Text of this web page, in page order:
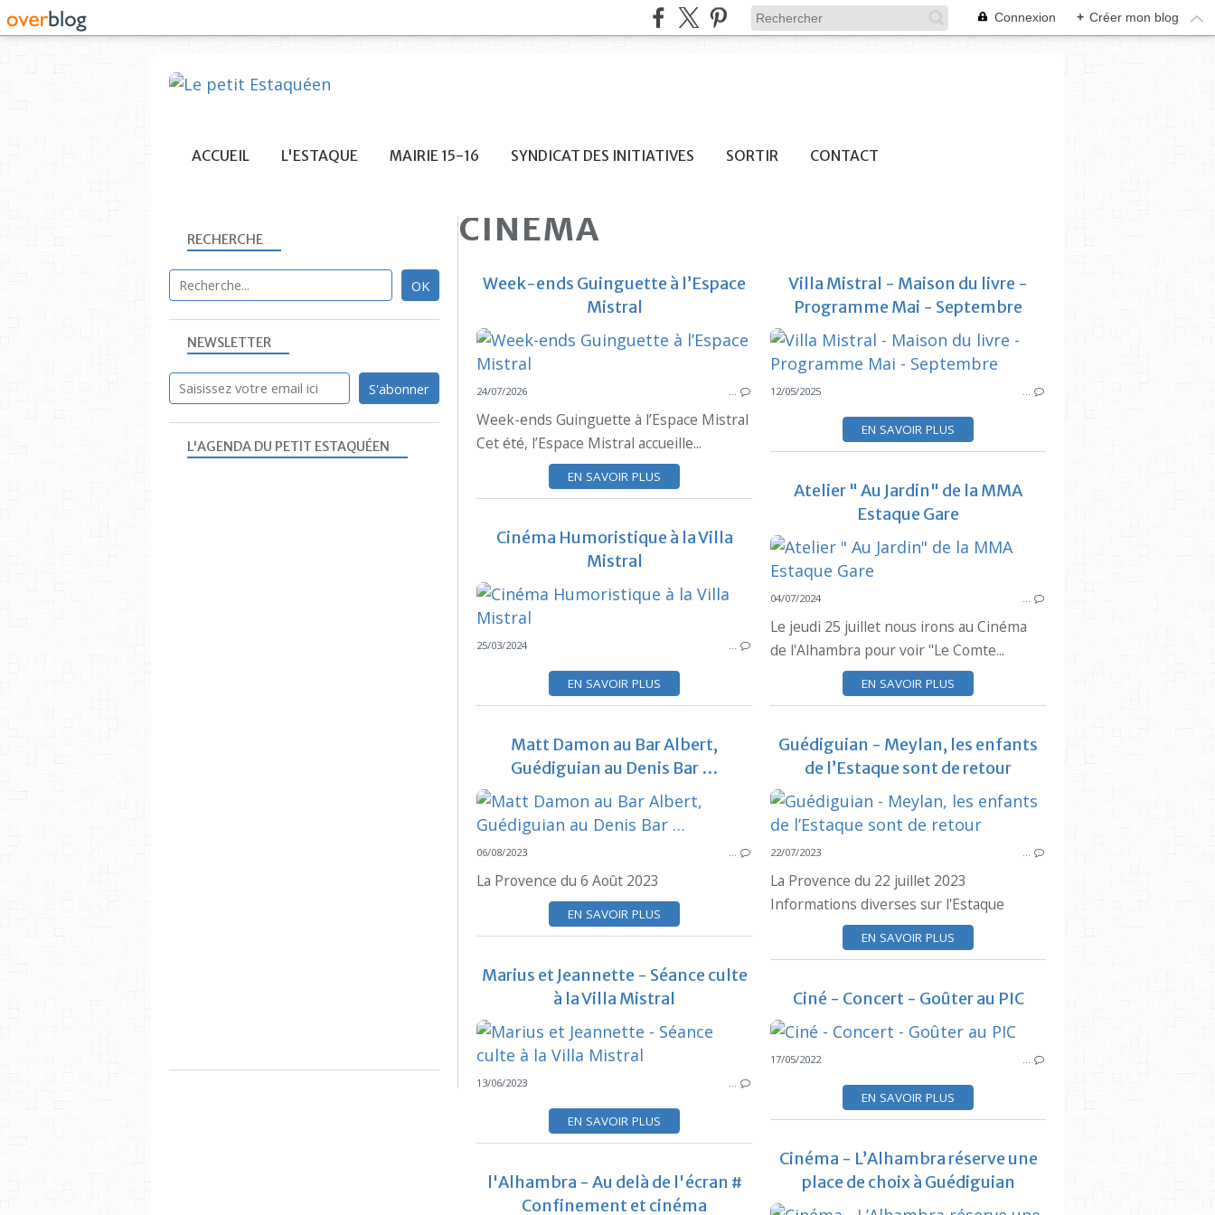
Connexion + Créer mon blog
ACCUEIL L'ESTAQUE MAIRIE 15-16 SYNDICAT DES INITIATIVES SORTIR CONTACT
CINEMA
Week-ends Guinguette à l’Espace
Mistral
SYNDICAT DES INITIATIVES
ESPACE MISTRAL
GUINGUETTE
CONCERT
24/07/2026 …
Week-ends Guinguette à l’Espace Mistral
Cet été, l’Espace Mistral accueille...
EN SAVOIR PLUS
Villa Mistral - Maison du livre -
Programme Mai - Septembre
SYNDICAT
12/05/2025 …
EN SAVOIR PLUS
Atelier " Au Jardin" de la MMA
Estaque Gare
SYNDICAT
04/07/2024 …
Le jeudi 25 juillet nous irons au Cinéma
de l'Alhambra pour voir "Le Comte...
EN SAVOIR PLUS
Cinéma Humoristique à la Villa
Mistral
CINEMA
HUMOUR
MAIRIE 15 16
25/03/2024 …
EN SAVOIR PLUS
Matt Damon au Bar Albert,
Guédiguian au Denis Bar …
ESTAQUE
CINEMA
PRESSE LOCALE
LA PROVENCE
DENIS BAR
BAR ALBERT
06/08/2023 …
La Provence du 6 Août 2023
EN SAVOIR PLUS
Guédiguian - Meylan, les enfants
de l’Estaque sont de retour
22/07/2023 …
La Provence du 22 juillet 2023
Informations diverses sur l'Estaque
EN SAVOIR PLUS
Marius et Jeannette - Séance culte
à la Villa Mistral
SYNDICAT DES INITIATIVES
CINEMA
CINÉMA L'ALHAMBRA
13/06/2023 …
EN SAVOIR PLUS
Ciné - Concert - Goûter au PIC
17/05/2022 …
EN SAVOIR PLUS
Cinéma - L’Alhambra réserve une
place de choix à Guédiguian
l'Alhambra - Au delà de l'écran #
Confinement et cinéma
NEWSLETTER
RECHERCHE
L'AGENDA DU PETIT ESTAQUÉEN